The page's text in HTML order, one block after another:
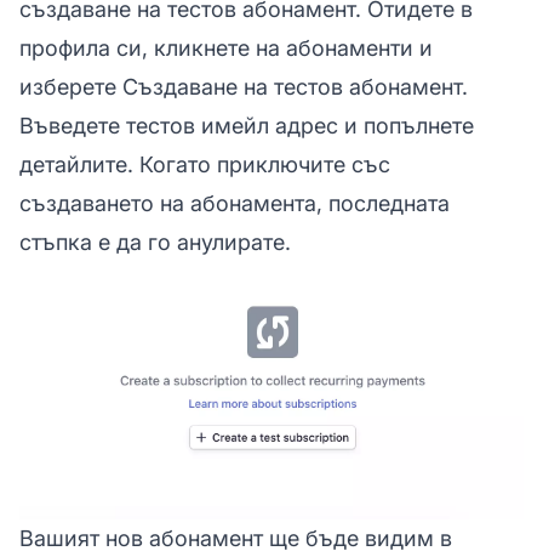
създаване на тестов абонамент. Отидете в
профила си, кликнете на абонаменти и
изберете Създаване на тестов абонамент.
Въведете тестов имейл адрес и попълнете
детайлите. Когато приключите със
създаването на абонамента, последната
стъпка е да го анулирате.
Вашият нов абонамент ще бъде видим в